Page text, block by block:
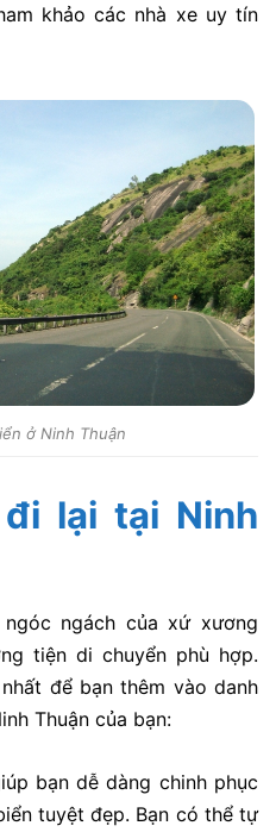
khảo các nhà xe uy tín
ở Ninh Thuận
lại tại Ninh
ngách của xứ xương
tiện di chuyển phù hợp.
để bạn thêm vào danh
Thuận của bạn:
bạn dễ dàng chinh phục
tuyệt đẹp. Bạn có thể tự